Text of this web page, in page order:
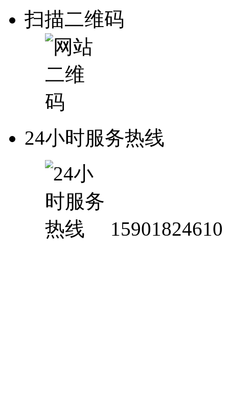
扫描二维码
24小时服务热线
15901824610